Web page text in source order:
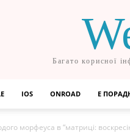
Багато корисної
IOS ONROAD Е
морфеуса в “матриці: